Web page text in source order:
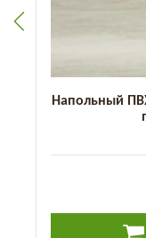
Напольный